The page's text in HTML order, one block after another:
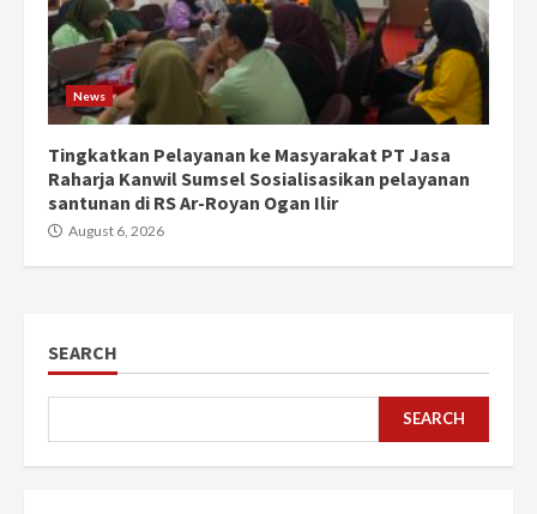
News
Tingkatkan Pelayanan ke Masyarakat PT Jasa
Raharja Kanwil Sumsel Sosialisasikan pelayanan
santunan di RS Ar-Royan Ogan Ilir
August 6, 2026
SEARCH
SEARCH